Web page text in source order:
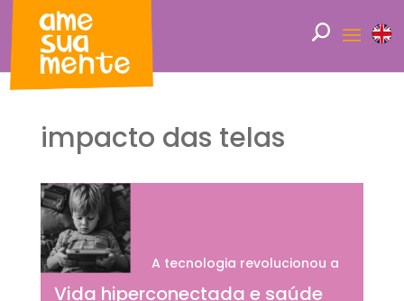
impacto das telas
Vida hiperconectada e saúde
A tecnologia revolucionou a